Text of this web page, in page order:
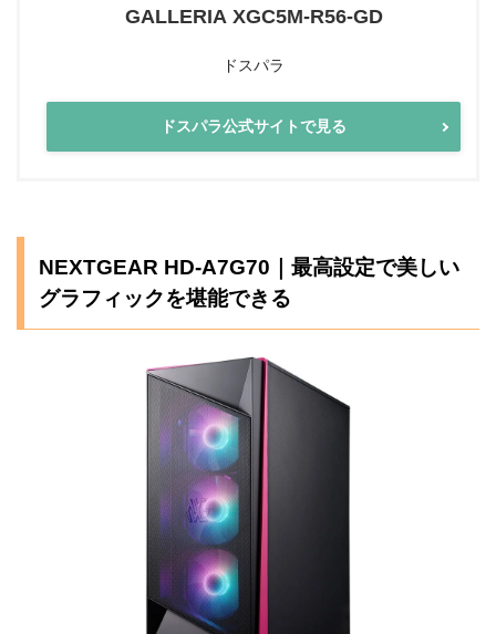
GALLERIA XGC5M-R56-GD
ドスパラ
ドスパラ公式サイトで見る
NEXTGEAR HD-A7G70｜最高設定で美しい
グラフィックを堪能できる